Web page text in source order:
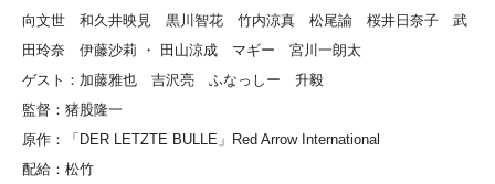
向文世 和久井映見 黒川智花 竹内涼真 松尾諭 桜井日奈子 武
田玲奈 伊藤沙莉 ・ 田山涼成 マギー 宮川一朗太
ゲスト：加藤雅也 吉沢亮 ふなっしー 升毅
監督：猪股隆一
原作：「DER LETZTE BULLE」Red Arrow International
配給：松竹